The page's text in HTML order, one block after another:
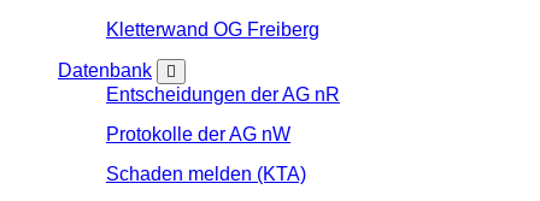
Kletterwand OG Freiberg
Datenbank
Entscheidungen der AG nR
Protokolle der AG nW
Schaden melden (KTA)